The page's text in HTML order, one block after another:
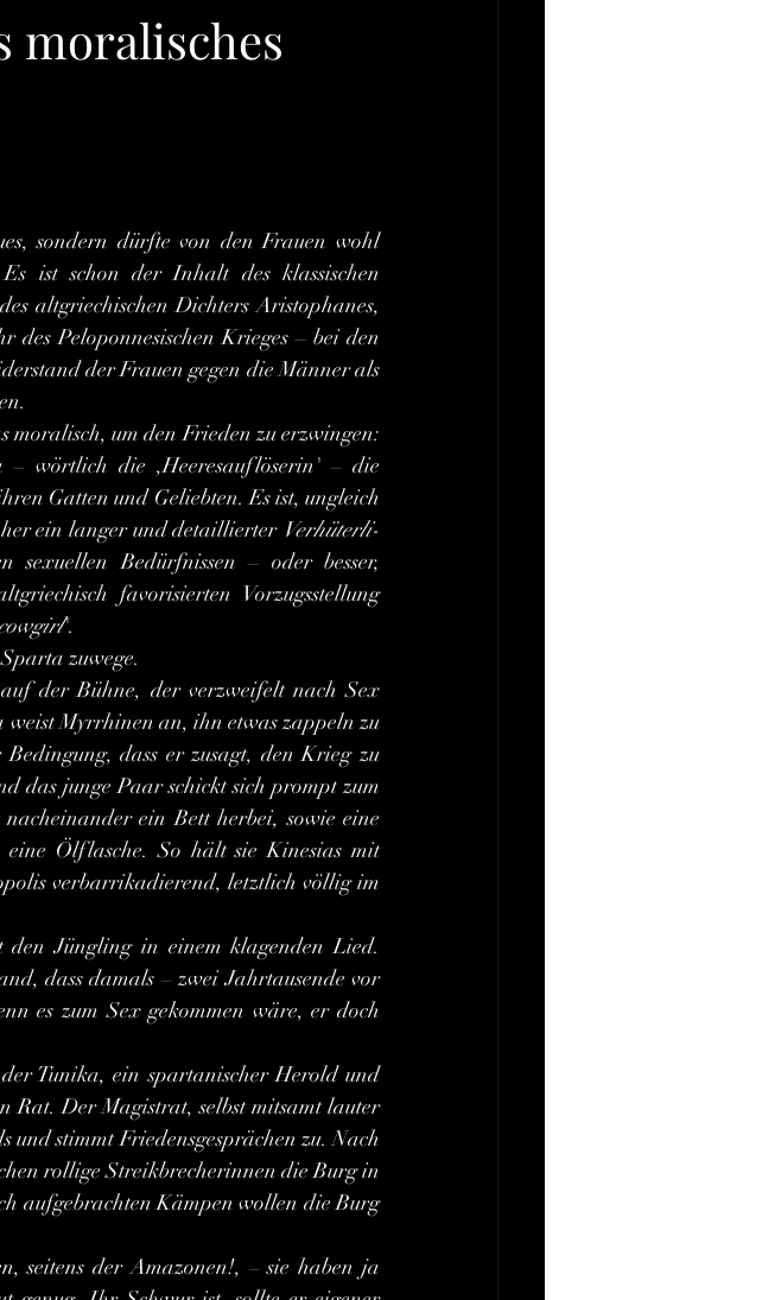
moralisches
ist schon der Inhalt des klassischen
altgriechischen Dichters Aristophanes,
Peloponnesischen Krieges – bei den
der Frauen gegen die Männer als
– wörtlich die ,Heeresauflöserin' – die
Gatten und Geliebten. Es ist, ungleich
ein langer und detaillierter Verhüterli-
Bedürfnissen – oder besser,
favorisierten Vorzugsstellung
'.
Sparta zuwege.
Myrrhinen an, ihn etwas zappeln zu
dass er zusagt, den Krieg zu
das junge Paar schickt sich prompt zum
ein Bett herbei, sowie eine
Ölflasche. So hält sie Kinesias mit
verbarrikadierend, letztlich völlig im
dass damals – zwei Jahrtausende vor
es zum Sex gekommen wäre, er doch
Rat. Der Magistrat, selbst mitsamt lauter
stimmt Friedensgesprächen zu. Nach
rollige Streikbrecherinnen die Burg in
aufgebrachten Kämpen wollen die Burg